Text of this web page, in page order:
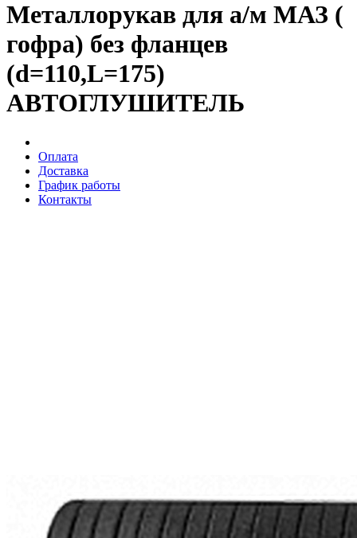
Металлорукав для а/м МАЗ (
гофра) без фланцев
(d=110,L=175)
АВТОГЛУШИТЕЛЬ
Оплата
Доставка
График работы
Контакты